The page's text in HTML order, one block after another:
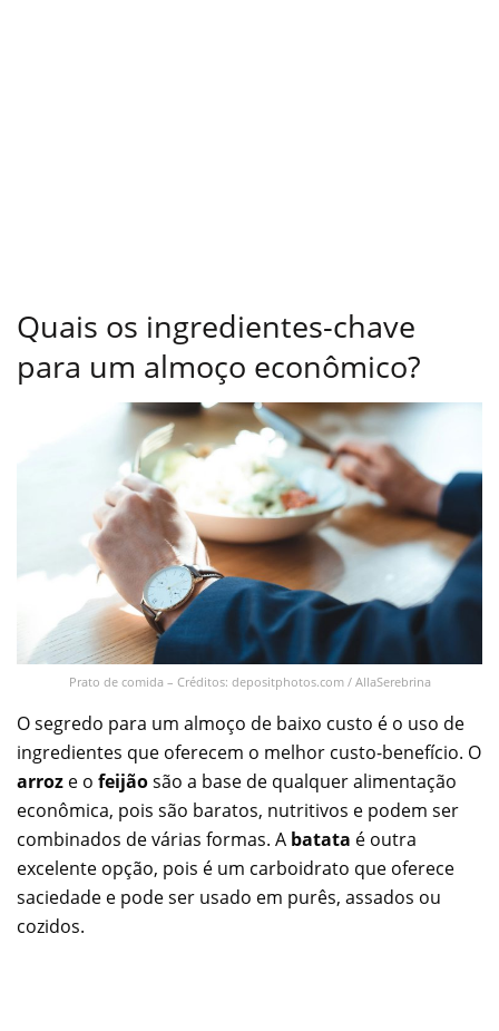
Quais os ingredientes-chave
para um almoço econômico?
Prato de comida – Créditos: depositphotos.com / AllaSerebrina
O segredo para um almoço de baixo custo é o uso de
ingredientes que oferecem o melhor custo-benefício. O
arroz e o feijãosão a base de qualquer alimentação
econômica, pois são baratos, nutritivos e podem ser
combinados de várias formas. A batata é outra
excelente opção, pois é um carboidrato que oferece
saciedade e pode ser usado em purês, assados ou
cozidos.